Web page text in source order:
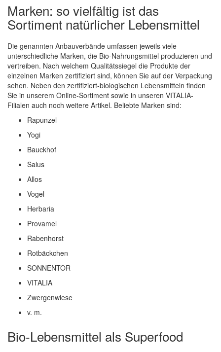
Marken: so vielfältig ist das
Sortiment natürlicher Lebensmittel
Die genannten Anbauverbände umfassen jeweils viele
unterschiedliche Marken, die Bio-Nahrungsmittel produzieren und
vertreiben. Nach welchem Qualitätssiegel die Produkte der
einzelnen Marken zertifiziert sind, können Sie auf der Verpackung
sehen. Neben den zertifiziert-biologischen Lebensmitteln finden
Sie in unserem Online-Sortiment sowie in unseren VITALIA-
Filialen auch noch weitere Artikel. Beliebte Marken sind:
Rapunzel
Yogi
Bauckhof
Salus
Allos
Vogel
Herbaria
Provamel
Rabenhorst
Rotbäckchen
SONNENTOR
VITALIA
Zwergenwiese
v. m.
Bio-Lebensmittel als Superfood